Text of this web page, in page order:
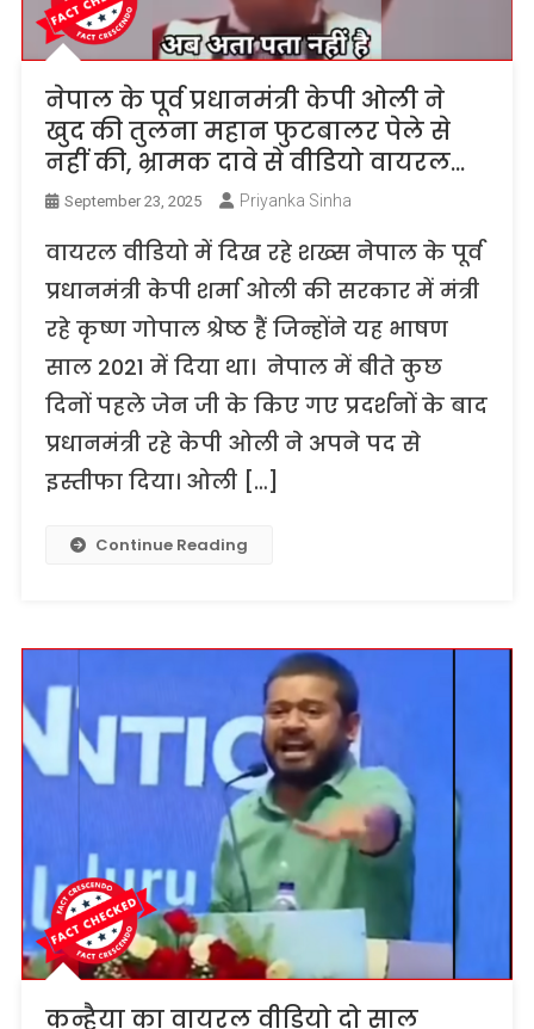
नेपाल के पूर्व प्रधानमंत्री केपी ओली ने
खुद की तुलना महान फुटबालर पेले से
नहीं की, भ्रामक दावे से वीडियो वायरल…
September 23, 2025 Priyanka Sinha
वायरल वीडियो में दिख रहे शख्स नेपाल के पूर्व
प्रधानमंत्री केपी शर्मा ओली की सरकार में मंत्री
रहे कृष्ण गोपाल श्रेष्ठ हैं जिन्होंने यह भाषण
साल 2021 में दिया था। नेपाल में बीते कुछ
दिनों पहले जेन जी के किए गए प्रदर्शनों के बाद
प्रधानमंत्री रहे केपी ओली ने अपने पद से
इस्तीफा दिया। ओली […]
Continue Reading
कन्हैया का वायरल वीडियो दो साल